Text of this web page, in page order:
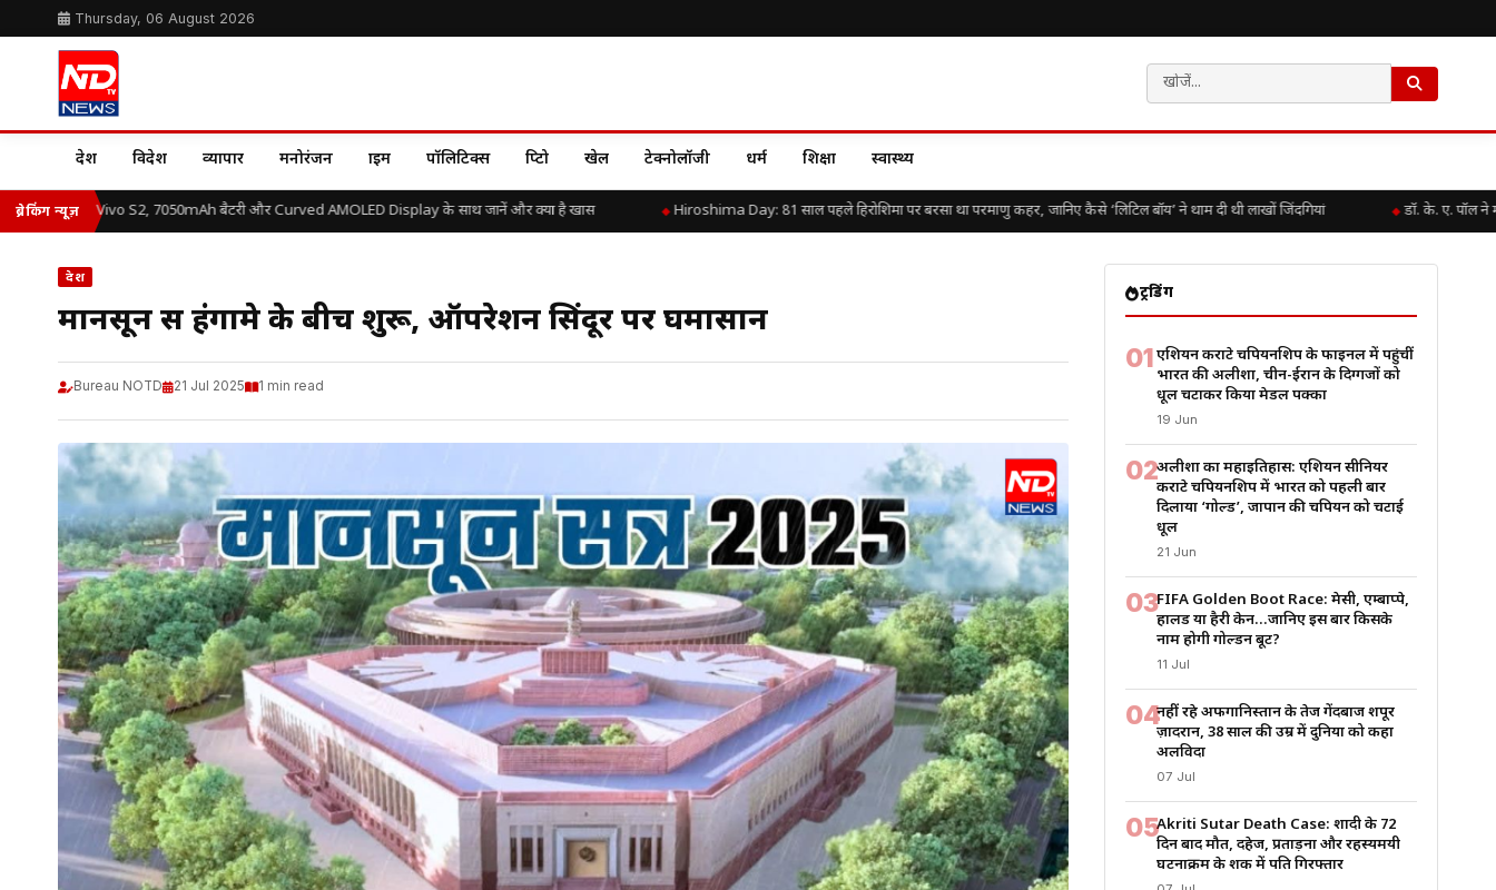
Thursday, 06 August 2026
देश विदेश व्यापार मनोरंजन क्राइम पॉलिटिक्स क्रिप्टो खेल टेक्नोलॉजी धर्म शिक्षा स्वास्थ्य
ब्रेकिंग न्यूज़
में लॉन्च हुआ Vivo S2, 7050mAh बैटरी और Curved AMOLED Display के साथ जानें और क्या है खास Hiroshima Day: 81 साल पहले हिरोशिमा पर बरसा था परमाणु कहर, जानिए कैसे ‘लिटिल बॉय’ ने थाम दी थी लाखों जिंदगियां डॉ. के. ए. पॉल ने
देश
मानसून सत्र हंगामे के बीच शुरू, ऑपरेशन सिंदूर पर घमासान
Bureau NOTD 21 Jul 2025 1 min read
ट्रेंडिंग
01एशियन कराटे चैंपियनशिप के फाइनल में पहुंचीं
भारत की अलीशा, चीन-ईरान के दिग्गजों को
धूल चटाकर किया मेडल पक्का
19 Jun
02अलीशा का महाइतिहास: एशियन सीनियर
कराटे चैंपियनशिप में भारत को पहली बार
दिलाया ‘गोल्ड’, जापान की चैंपियन को चटाई
धूल
21 Jun
03FIFA Golden Boot Race: मेसी, एम्बाप्पे,
हालैंड या हैरी केन…जानिए इस बार किसके
नाम होगी गोल्डन बूट?
11 Jul
04नहीं रहे अफगानिस्तान के तेज गेंदबाज शपूर
ज़ादरान, 38 साल की उम्र में दुनिया को कहा
अलविदा
07 Jul
05Akriti Sutar Death Case: शादी के 72
दिन बाद मौत, दहेज, प्रताड़ना और रहस्यमयी
घटनाक्रम के शक में पति गिरफ्तार